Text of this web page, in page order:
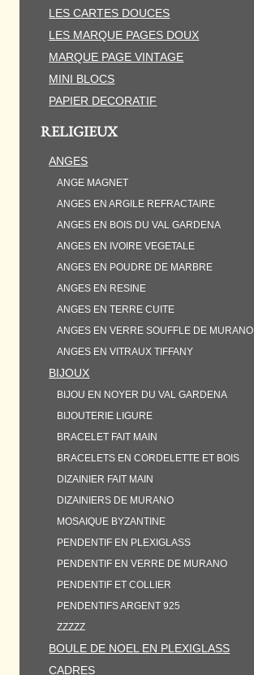
LES CARTES DOUCES
LES MARQUE PAGES DOUX
MARQUE PAGE VINTAGE
MINI BLOCS
PAPIER DECORATIF
RELIGIEUX
ANGES
ANGE MAGNET
ANGES EN ARGILE REFRACTAIRE
ANGES EN BOIS DU VAL GARDENA
ANGES EN IVOIRE VEGETALE
ANGES EN POUDRE DE MARBRE
ANGES EN RESINE
ANGES EN TERRE CUITE
ANGES EN VERRE SOUFFLE DE MURANO
ANGES EN VITRAUX TIFFANY
BIJOUX
BIJOU EN NOYER DU VAL GARDENA
BIJOUTERIE LIGURE
BRACELET FAIT MAIN
BRACELETS EN CORDELETTE ET BOIS
DIZAINIER FAIT MAIN
DIZAINIERS DE MURANO
MOSAIQUE BYZANTINE
PENDENTIF EN PLEXIGLASS
PENDENTIF EN VERRE DE MURANO
PENDENTIF ET COLLIER
PENDENTIFS ARGENT 925
ZZZZZ
BOULE DE NOEL EN PLEXIGLASS
CADRES